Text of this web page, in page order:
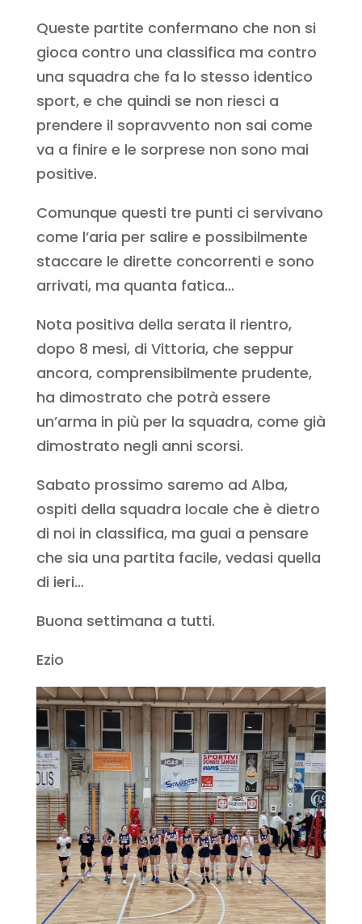
Queste partite confermano che non si
gioca contro una classifica ma contro
una squadra che fa lo stesso identico
sport, e che quindi se non riesci a
prendere il sopravvento non sai come
va a finire e le sorprese non sono mai
positive.
Comunque questi tre punti ci servivano
come l’aria per salire e possibilmente
staccare le dirette concorrenti e sono
arrivati, ma quanta fatica…
Nota positiva della serata il rientro,
dopo 8 mesi, di Vittoria, che seppur
ancora, comprensibilmente prudente,
ha dimostrato che potrà essere
un’arma in più per la squadra, come già
dimostrato negli anni scorsi.
Sabato prossimo saremo ad Alba,
ospiti della squadra locale che è dietro
di noi in classifica, ma guai a pensare
che sia una partita facile, vedasi quella
di ieri…
Buona settimana a tutti.
Ezio